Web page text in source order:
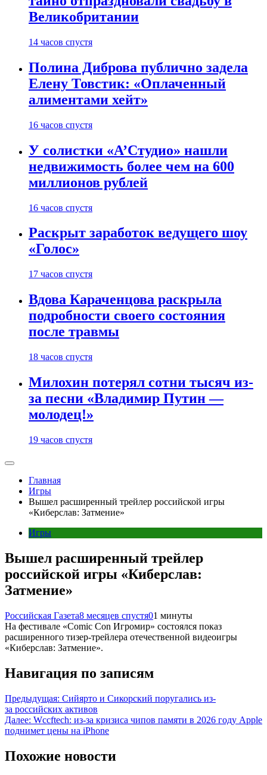
Великобритании
14 часов спустя
Полина Диброва публично задела
Елену Товстик: «Оплаченный
алиментами хейт»
16 часов спустя
У солистки «А’Студио» нашли
недвижимость более чем на 600
миллионов рублей
16 часов спустя
Раскрыт заработок ведущего шоу
«Голос»
17 часов спустя
Вдова Караченцова раскрыла
подробности своего состояния
после травмы
18 часов спустя
Милохин потерял сотни тысяч из-
за песни «Владимир Путин —
молодец!»
19 часов спустя
Главная
Игры
Вышел расширенный трейлер российской игры
«Киберслав: Затмение»
Игры
Вышел расширенный трейлер
российской игры «Киберслав:
Затмение»
Российская Газета8 месяцев спустя01 минуты
На фестивале «Comic Con Игромир» состоялся показ
расширенного тизер-трейлера отечественной видеоигры
«Киберслав: Затмение».
Навигация по записям
Предыдущая: Сийярто и Сикорский поругались из-
за российских активов
Далее: Wccftech: из-за кризиса чипов памяти в 2026 году Apple
поднимет цены на iPhone
Похожие новости